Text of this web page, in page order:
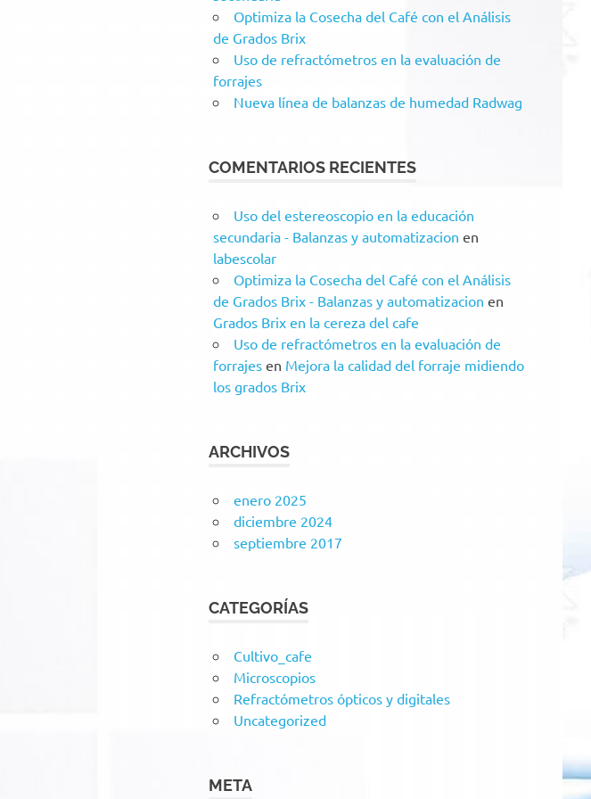
Optimiza la Cosecha del Café con el Análisis
de Grados Brix
Uso de refractómetros en la evaluación de
forrajes
Nueva línea de balanzas de humedad Radwag
COMENTARIOS RECIENTES
Uso del estereoscopio en la educación
secundaria - Balanzas y automatizacion en
labescolar
Optimiza la Cosecha del Café con el Análisis
de Grados Brix - Balanzas y automatizacion en
Grados Brix en la cereza del cafe
Uso de refractómetros en la evaluación de
forrajes en Mejora la calidad del forraje midiendo
los grados Brix
ARCHIVOS
enero 2025
diciembre 2024
septiembre 2017
CATEGORÍAS
Cultivo_cafe
Microscopios
Refractómetros ópticos y digitales
Uncategorized
META